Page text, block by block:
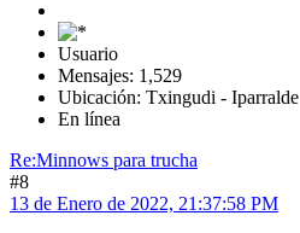
Usuario
Mensajes: 1,529
Ubicación: Txingudi - Iparralde
En línea
Re:Minnows para trucha
#8
13 de Enero de 2022, 21:37:58 PM